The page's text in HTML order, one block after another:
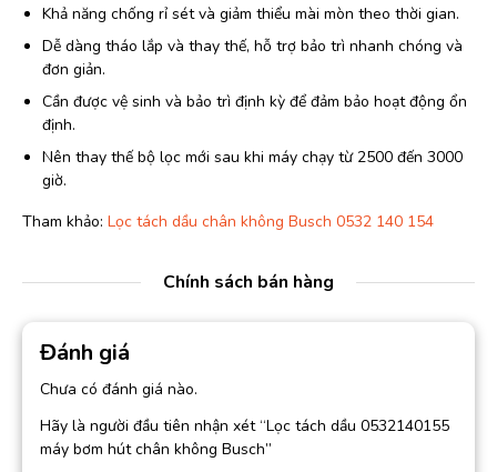
Khả năng chống rỉ sét và giảm thiểu mài mòn theo thời gian.
Dễ dàng tháo lắp và thay thế, hỗ trợ bảo trì nhanh chóng và
đơn giản.
Cần được vệ sinh và bảo trì định kỳ để đảm bảo hoạt động ổn
định.
Nên thay thế bộ lọc mới sau khi máy chạy từ 2500 đến 3000
giờ.
Tham khảo: Lọc tách dầu chân không Busch 0532 140 154
Chính sách bán hàng
Đánh giá
Chưa có đánh giá nào.
Hãy là người đầu tiên nhận xét “Lọc tách dầu 0532140155
máy bơm hút chân không Busch”